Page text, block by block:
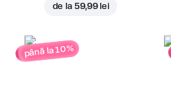
de la 59,99 lei
până la 10%